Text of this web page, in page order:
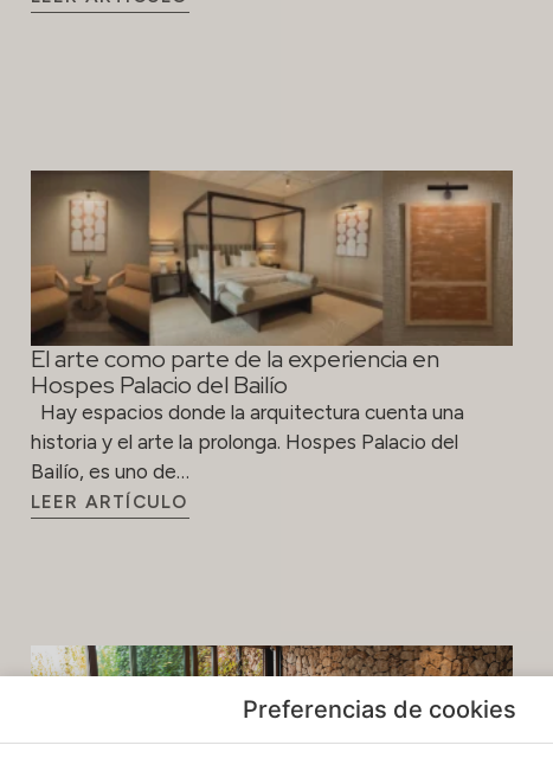
El arte como parte de la experiencia en
Hospes Palacio del Bailío
Hay espacios donde la arquitectura cuenta una
historia y el arte la prolonga. Hospes Palacio del
Bailío, es uno de…
LEER ARTÍCULO
Preferencias de cookies